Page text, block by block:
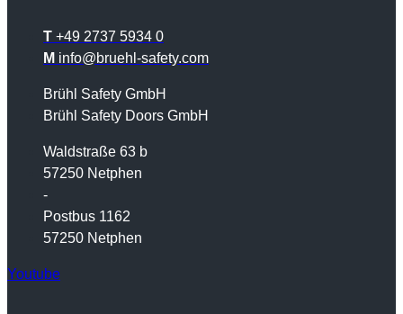
T +49 2737 5934 0
M info@bruehl-safety.com
Brühl Safety GmbH
Brühl Safety Doors GmbH
Waldstraße 63 b
57250 Netphen
-
Postbus 1162
57250 Netphen
Youtube